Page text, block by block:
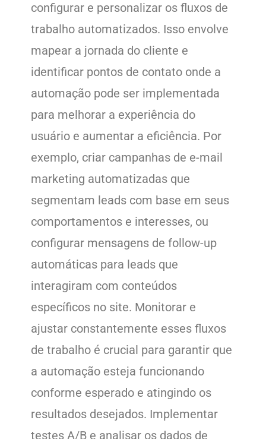
configurar e personalizar os fluxos de
trabalho automatizados. Isso envolve
mapear a jornada do cliente e
identificar pontos de contato onde a
automação pode ser implementada
para melhorar a experiência do
usuário e aumentar a eficiência. Por
exemplo, criar campanhas de e-mail
marketing automatizadas que
segmentam leads com base em seus
comportamentos e interesses, ou
configurar mensagens de follow-up
automáticas para leads que
interagiram com conteúdos
específicos no site. Monitorar e
ajustar constantemente esses fluxos
de trabalho é crucial para garantir que
a automação esteja funcionando
conforme esperado e atingindo os
resultados desejados. Implementar
testes A/B e analisar os dados de